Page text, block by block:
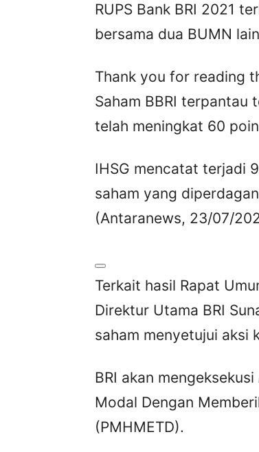
RUPS Bank BRI 2021
bersama dua BUMN
Thank you for reading
Saham BBRI terpantau
telah meningkat 60
IHSG mencatat terjadi
saham yang
(Antaranews, 23/07/
Terkait hasil Rapat
Direktur Utama BRI
saham menyetujui aksi
BRI akan mengeksekusi
Modal Dengan
(PMHMETD).